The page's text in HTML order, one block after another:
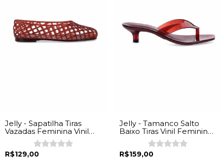
Jelly - Sapatilha Tiras
Vazadas Feminina Vinil
R$129,00
Jelly - Tamanco Salto
Baixo Tiras Vinil Feminina
R$159,00